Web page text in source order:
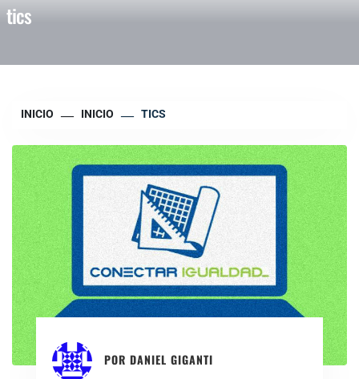
tics
INICIO INICIO TICS
POR DANIEL GIGANTI